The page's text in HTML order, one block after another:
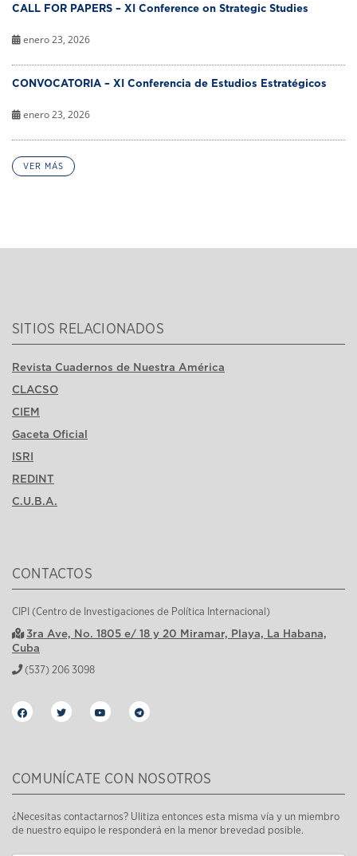
CALL FOR PAPERS – XI Conference on Strategic Studies
enero 23, 2026
CONVOCATORIA – XI Conferencia de Estudios Estratégicos
enero 23, 2026
VER MÁS
SITIOS RELACIONADOS
Revista Cuadernos de Nuestra América
CLACSO
CIEM
Gaceta Oficial
ISRI
REDINT
C.U.B.A.
CONTACTOS
CIPI (Centro de Investigaciones de Política Internacional)
3ra Ave, No. 1805 e/ 18 y 20 Miramar, Playa, La Habana,
Cuba
(537) 206 3098
COMUNÍCATE CON NOSOTROS
¿Necesitas contactarnos? Ulitiza entonces esta misma vía y un miembro
de nuestro equipo le responderá en la menor brevedad posible.